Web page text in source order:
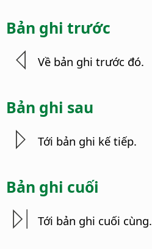
Bản ghi trước
Về bản ghi trước đó.
Bản ghi sau
Tới bản ghi kế tiếp.
Bản ghi cuối
Tới bản ghi cuối cùng.